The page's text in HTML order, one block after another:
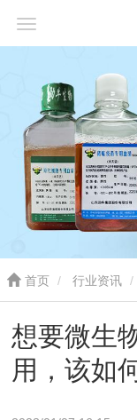
首页 行业资讯
用
想要微生
用，该如